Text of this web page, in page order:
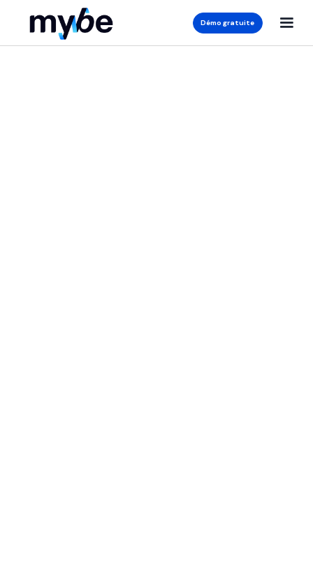
Démo gratuite